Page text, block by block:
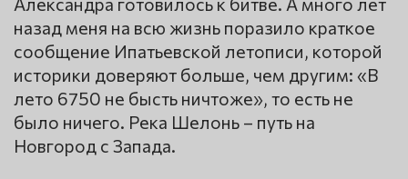
назад меня на всю жизнь поразило краткое
сообщение Ипатьевской летописи, которой
историки доверяют больше, чем другим: «В
лето 6750 не бысть ничтоже», то есть не
было ничего. Река Шелонь – путь на
Новгород с Запада.